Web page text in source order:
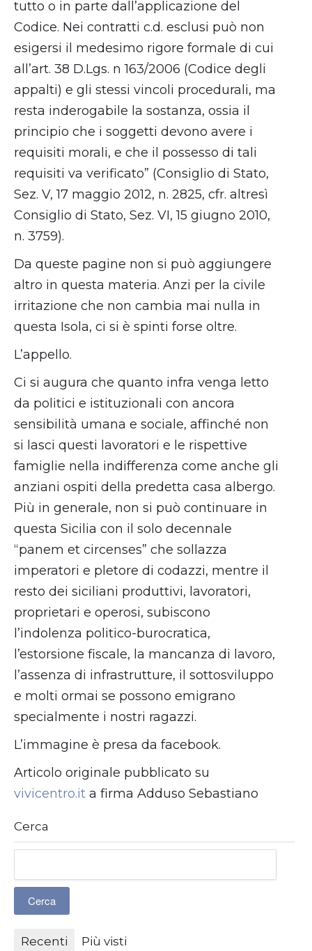
tutto o in parte dall’applicazione del
Codice. Nei contratti c.d. esclusi può non
esigersi il medesimo rigore formale di cui
all’art. 38 D.Lgs. n 163/2006 (Codice degli
appalti) e gli stessi vincoli procedurali, ma
resta inderogabile la sostanza, ossia il
principio che i soggetti devono avere i
requisiti morali, e che il possesso di tali
requisiti va verificato” (Consiglio di Stato,
Sez. V, 17 maggio 2012, n. 2825, cfr. altresì
Consiglio di Stato, Sez. VI, 15 giugno 2010,
n. 3759).
Da queste pagine non si può aggiungere
altro in questa materia. Anzi per la civile
irritazione che non cambia mai nulla in
questa Isola, ci si è spinti forse oltre.
L’appello.
Ci si augura che quanto infra venga letto
da politici e istituzionali con ancora
sensibilità umana e sociale, affinché non
si lasci questi lavoratori e le rispettive
famiglie nella indifferenza come anche gli
anziani ospiti della predetta casa albergo.
Più in generale, non si può continuare in
questa Sicilia con il solo decennale
“panem et circenses” che sollazza
imperatori e pletore di codazzi, mentre il
resto dei siciliani produttivi, lavoratori,
proprietari e operosi, subiscono
l’indolenza politico-burocratica,
l’estorsione fiscale, la mancanza di lavoro,
l’assenza di infrastrutture, il sottosviluppo
e molti ormai se possono emigrano
specialmente i nostri ragazzi.
L’immagine è presa da facebook.
Articolo originale pubblicato su
vivicentro.it a firma Adduso Sebastiano
Cerca
Recenti Più visti